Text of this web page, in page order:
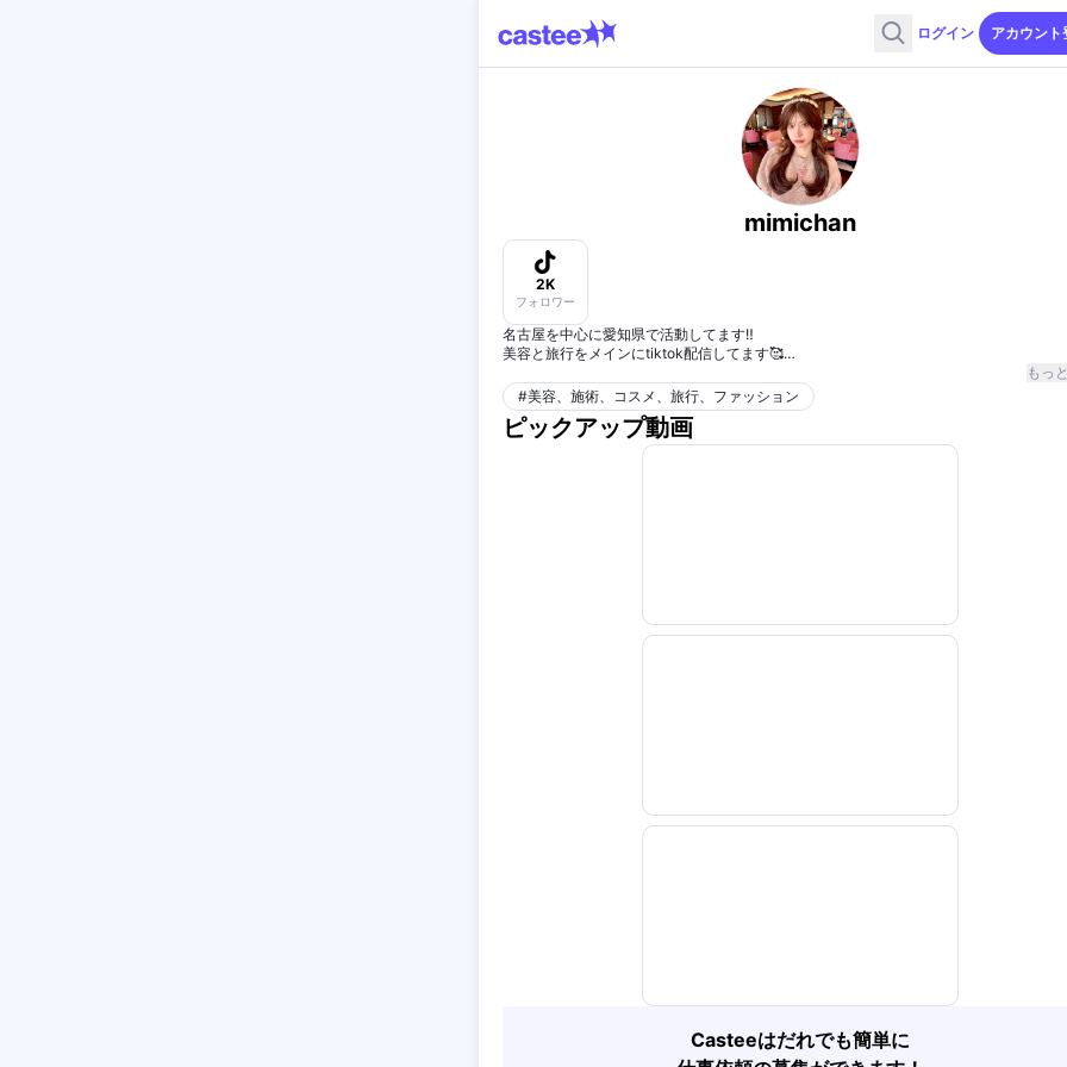
ログイン アカウント
mimichan
2K
フォロワー
名古屋を中心に愛知県で活動してます‼︎
美容と旅行をメインにtiktok配信してます🥰
よろしくお願いいたします🙇‍♀️
もっ
#美容、施術、コスメ、旅行、ファッション
ピックアップ動画
Casteeはだれでも簡単に